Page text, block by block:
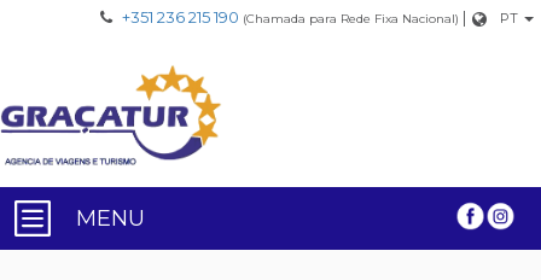
+351 236 215 190 (Chamada para Rede Fixa Nacional) | PT
MENU